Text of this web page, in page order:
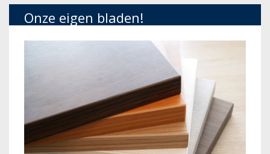
Onze eigen bladen!